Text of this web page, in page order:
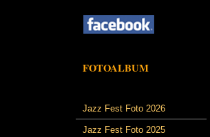
FOTOALBUM
Jazz Fest Foto 2026
Jazz Fest Foto 2025